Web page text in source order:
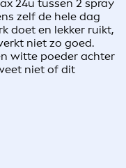
24u tussen 2 spray
zelf de hele dag
doet en lekker ruikt,
niet zo goed.
witte poeder achter
niet of dit